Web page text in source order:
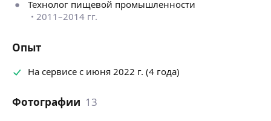
Технолог пищевой промышленности
2011–2014 гг.
Опыт
На сервисе с июня 2022 г. (4 года)
Фотографии 13